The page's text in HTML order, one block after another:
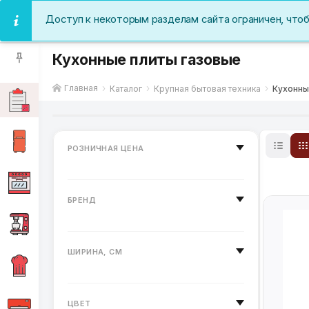
Кухонные плиты газовые
Главная Каталог Крупная бытовая техника
РОЗНИЧНАЯ ЦЕНА
БРЕНД
ШИРИНА, СМ
ЦВЕТ
Доступ к некоторым разделам сайта ограничен,